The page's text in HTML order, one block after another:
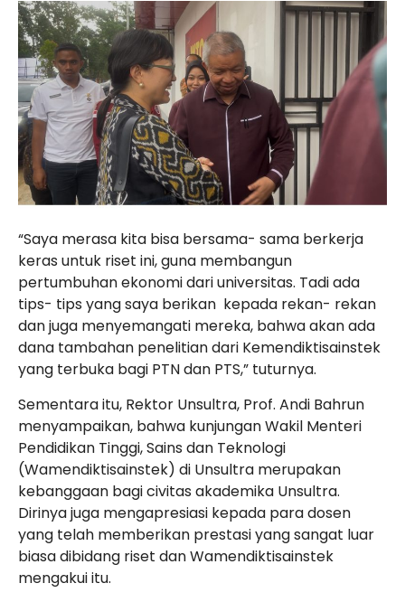
“Saya merasa kita bisa bersama- sama berkerja
keras untuk riset ini, guna membangun
pertumbuhan ekonomi dari universitas. Tadi ada
tips- tips yang saya berikan kepada rekan- rekan
dan juga menyemangati mereka, bahwa akan ada
dana tambahan penelitian dari Kemendiktisainstek
yang terbuka bagi PTN dan PTS,” tuturnya.
Sementara itu, Rektor Unsultra, Prof. Andi Bahrun
menyampaikan, bahwa kunjungan Wakil Menteri
Pendidikan Tinggi, Sains dan Teknologi
(Wamendiktisainstek) di Unsultra merupakan
kebanggaan bagi civitas akademika Unsultra.
Dirinya juga mengapresiasi kepada para dosen
yang telah memberikan prestasi yang sangat luar
biasa dibidang riset dan Wamendiktisainstek
mengakui itu.